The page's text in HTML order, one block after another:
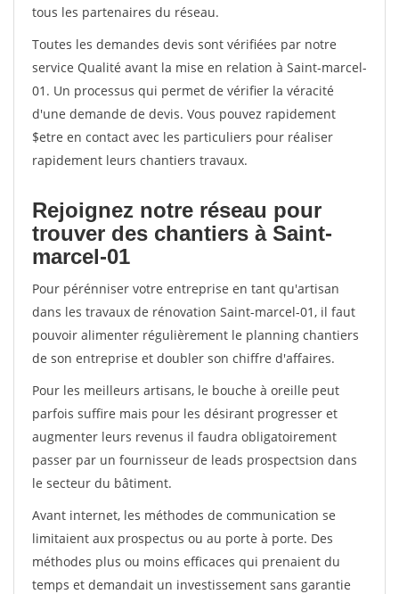
tous les partenaires du réseau.
Toutes les demandes devis sont vérifiées par notre
service Qualité avant la mise en relation à Saint-marcel-
01. Un processus qui permet de vérifier la véracité
d'une demande de devis. Vous pouvez rapidement
$etre en contact avec les particuliers pour réaliser
rapidement leurs chantiers travaux.
Rejoignez notre réseau pour
trouver des chantiers à Saint-
marcel-01
Pour pérénniser votre entreprise en tant qu'artisan
dans les travaux de rénovation Saint-marcel-01, il faut
pouvoir alimenter régulièrement le planning chantiers
de son entreprise et doubler son chiffre d'affaires.
Pour les meilleurs artisans, le bouche à oreille peut
parfois suffire mais pour les désirant progresser et
augmenter leurs revenus il faudra obligatoirement
passer par un fournisseur de leads prospectsion dans
le secteur du bâtiment.
Avant internet, les méthodes de communication se
limitaient aux prospectus ou au porte à porte. Des
méthodes plus ou moins efficaces qui prenaient du
temps et demandait un investissement sans garantie